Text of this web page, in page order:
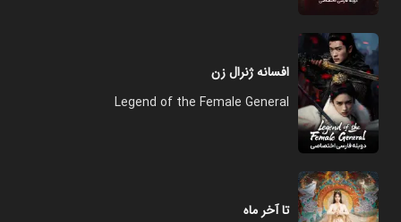
افسانه ژنرال زن
Legend of the Female General
تا آخر ماه